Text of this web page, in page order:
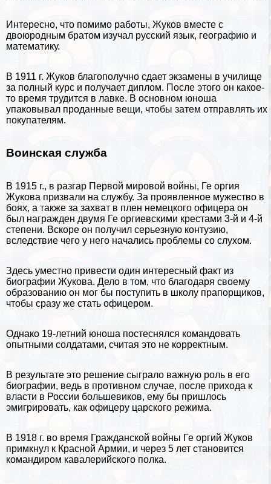
Интересно, что помимо работы, Жуков вместе с
двоюродным братом изучал русский язык, географию и
математику.
В 1911 г. Жуков благополучно сдает экзамены в училище
за полный курс и получает диплом. После этого он какое-
то время трудится в лавке. В основном юноша
упаковывал проданные вещи, чтобы затем отправлять их
покупателям.
Воинская служба
В 1915 г., в разгар Первой мировой войны, Ге opгия
Жукова призвали на службу. За проявленное мужество в
боях, а также за захват в плен немецкого офицера он
был награжден двумя Ге opгиевскими крестами 3-й и 4-й
степени. Вскоре он получил серьезную контузию,
вследствие чего у него начались проблемы со слухом.
Здесь уместно привести один интересный факт из
биографии Жукова. Дело в том, что благодаря своему
образованию он мог бы поступить в школу прапорщиков,
чтобы сразу же стать офицером.
Однако 19-летний юноша постеснялся комaндовать
опытными солдатами, считая это не корректным.
В результате это решение сыграло важную роль в его
биографии, ведь в противном случае, после прихода к
власти в России большевиков, ему бы пришлось
эмигрировать, как офицеру царского режима.
В 1918 г. во время Гражданской войны Ге opгий Жуков
примкнул к Красной Армии, и через 5 лет становится
комaндиром кавалерийского полка.